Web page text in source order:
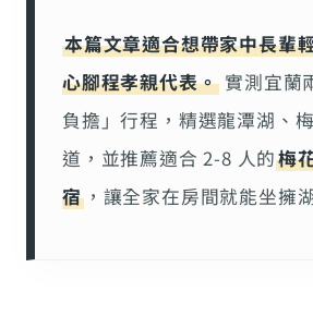
本篇文章適合想帶家中長輩
心腳程孝親代表。 實測宜蘭
負擔」行程，精選龍潭湖、
道，並推薦適合 2-8 人的梅
宿，讓全家在房間就能坐擁